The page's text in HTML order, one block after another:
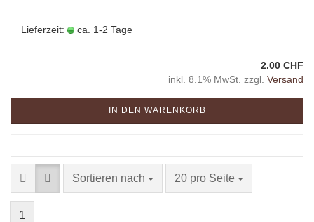
Lieferzeit: ca. 1-2 Tage
2.00 CHF
inkl. 8.1% MwSt. zzgl. Versand
IN DEN WARENKORB
Sortieren nach 20 pro Seite
1